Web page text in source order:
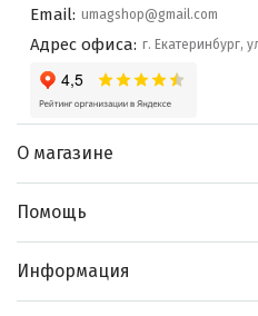
Email: umagshop@gmail.com
Адрес офиса: г. Екатеринбург,
О магазине
Блог
Помощь
Информация